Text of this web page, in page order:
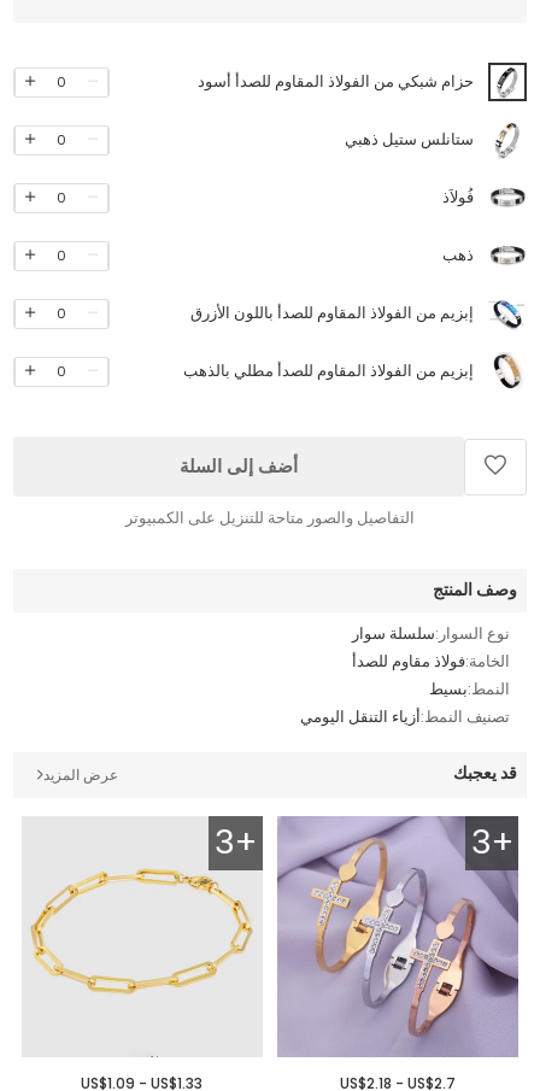
حزام شبكي من الفولاذ المقاوم للصدأ أسود 0
ستانلس ستيل ذهبي 0
فُولاَذ 0
ذهب 0
إبزيم من الفولاذ المقاوم للصدأ باللون الأزرق 0
إبزيم من الفولاذ المقاوم للصدأ مطلي بالذهب 0
أضف إلى السلة
التفاصيل والصور متاحة للتنزيل على الكمبيوتر
وصف المنتج
نوع السوار:سلسلة سوار
الخامة:فولاذ مقاوم للصدأ
النمط:بسيط
تصنيف النمط:أزياء التنقل اليومي
قد يعجبك عرض المزيد
3+
US$2.18 - US$2.7
3+
US$1.09 - US$1.33